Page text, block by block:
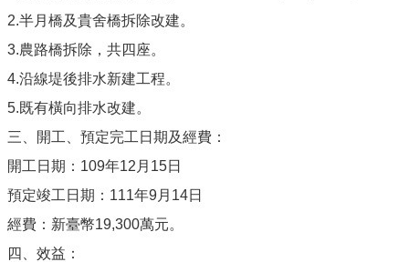
2.半月橋及貴舍橋拆除改建。
3.農路橋拆除，共四座。
4.沿線堤後排水新建工程。
5.既有橫向排水改建。
三、開工、預定完工日期及經費：
開工日期：109年12月15日
預定竣工日期：111年9月14日
經費：新臺幣19,300萬元。
四、效益：